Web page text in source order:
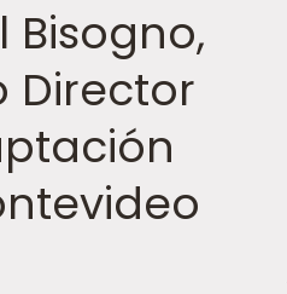
Bisogno,
Director